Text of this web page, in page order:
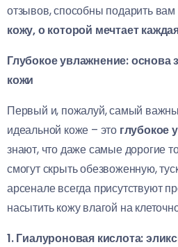
отзывов, способны подарить
кожу, о которой мечтает
Глубокое увлажнение: основа
кожи
Первый и, пожалуй, самый
идеальной коже – это глубокое
знают, что даже самые дорогие
смогут скрыть обезвоженную,
арсенале всегда присутствуют
насытить кожу влагой на
1. Гиалуроновая кислота: